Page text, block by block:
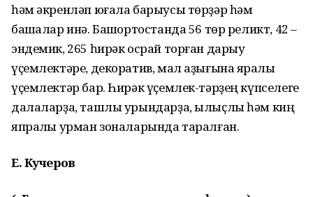
һәм әкренләп юғала барыу­сы төрҙәр һәм
башҡалар инә. Башҡортостанда 56 төр реликт, 42 –
эндемик, 265 һирәк осрай торған дарыу
үҫемлектәре, декоратив, мал аҙығына яраҡлы
үҫемлектәр бар. Һирәк үҫемлек-тәрҙең күпселеге
далаларҙа, ташлы урын­дарҙа, ылыҫлы һәм киң
япраҡлы урман зонала­рында таралған.
Е. Кучеров